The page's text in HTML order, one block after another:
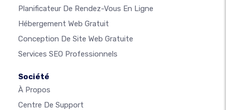
Planificateur De Rendez-Vous En Ligne
Hébergement Web Gratuit
Conception De Site Web Gratuite
Services SEO Professionnels
Société
À Propos
Centre De Support